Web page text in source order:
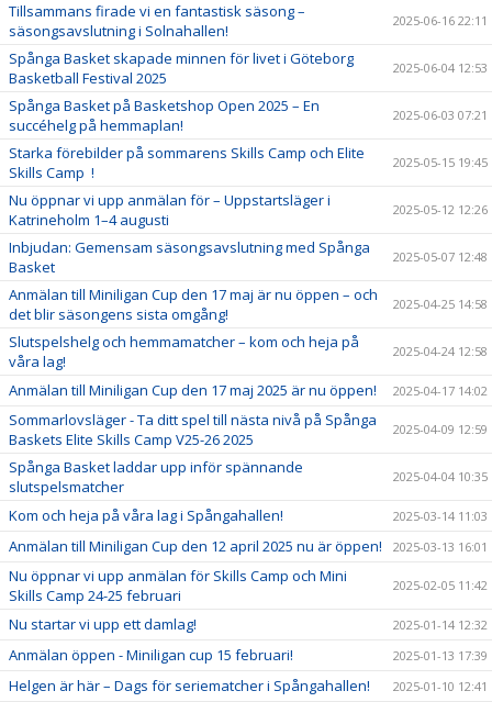
Tillsammans firade vi en fantastisk säsong –
säsongsavslutning i Solnahallen!
2025-06-16 22:11
Spånga Basket skapade minnen för livet i Göteborg
Basketball Festival 2025
2025-06-04 12:53
Spånga Basket på Basketshop Open 2025 – En
succéhelg på hemmaplan!
2025-06-03 07:21
Starka förebilder på sommarens Skills Camp och Elite
Skills Camp !
2025-05-15 19:45
Nu öppnar vi upp anmälan för – Uppstartsläger i
Katrineholm 1–4 augusti
2025-05-12 12:26
Inbjudan: Gemensam säsongsavslutning med Spånga
Basket
2025-05-07 12:48
Anmälan till Miniligan Cup den 17 maj är nu öppen – och
det blir säsongens sista omgång!
2025-04-25 14:58
Slutspelshelg och hemmamatcher – kom och heja på
våra lag!
2025-04-24 12:58
Anmälan till Miniligan Cup den 17 maj 2025 är nu öppen! 2025-04-17 14:02
Sommarlovsläger - Ta ditt spel till nästa nivå på Spånga
Baskets Elite Skills Camp V25-26 2025
2025-04-09 12:59
Spånga Basket laddar upp inför spännande
slutspelsmatcher
2025-04-04 10:35
Kom och heja på våra lag i Spångahallen! 2025-03-14 11:03
Anmälan till Miniligan Cup den 12 april 2025 nu är öppen! 2025-03-13 16:01
Nu öppnar vi upp anmälan för Skills Camp och Mini
Skills Camp 24-25 februari
2025-02-05 11:42
Nu startar vi upp ett damlag! 2025-01-14 12:32
Anmälan öppen - Miniligan cup 15 februari! 2025-01-13 17:39
Helgen är här – Dags för seriematcher i Spångahallen! 2025-01-10 12:41